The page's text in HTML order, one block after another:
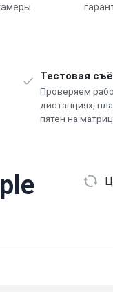
Тестовая
Проверяем
дистанциях,
пятен на